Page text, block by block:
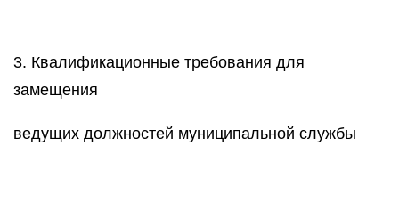
3. Квалификационные требования для
замещения
ведущих должностей муниципальной службы